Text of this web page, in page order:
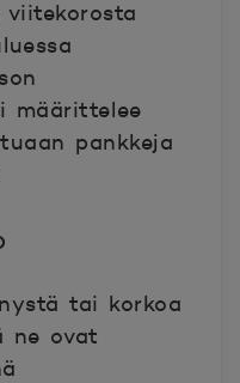
viitekorosta
määrittelee
pankkeja
tai korkoa
ne ovat